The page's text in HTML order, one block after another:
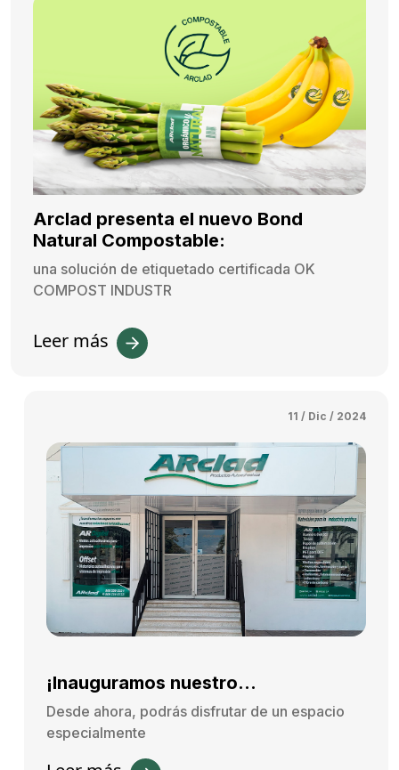
Arclad presenta el nuevo Bond
Natural Compostable:
una solución de etiquetado certificada OK
COMPOST INDUSTR
Leer más
11 / Dic / 2024
¡Inauguramos nuestro...
Desde ahora, podrás disfrutar de un espacio
especialmente